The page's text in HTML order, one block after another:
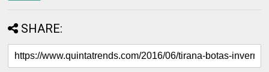
SHARE: